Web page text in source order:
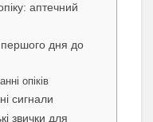
аптечний
першого дня до
опіків
сигнали
звички для